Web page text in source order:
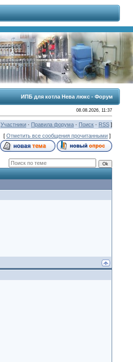
ИПБ для котла Нева люкс - Форум
08.08.2026, 11:37
Участники· Правила форума· Поиск· RSS]
[ Отметить все сообщения прочитанными]